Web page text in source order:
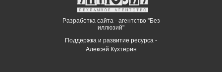
Разработка сайта - агентство "Без
иллюзий"
Поддержка и развитие ресурса -
Алексей Кухтерин